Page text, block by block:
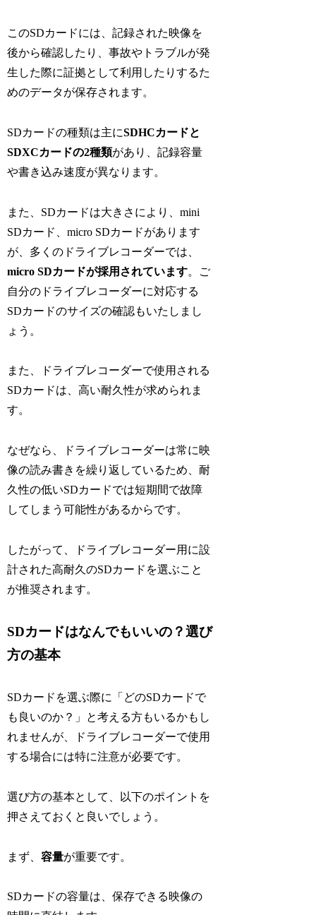
このSDカードには、記録された映像を
後から確認したり、事故やトラブルが発
生した際に証拠として利用したりするた
めのデータが保存されます。
SDカードの種類は主にSDHCカードと
SDXCカードの2種類があり、記録容量
や書き込み速度が異なります。
また、SDカードは大きさにより、mini
SDカード、micro SDカードがあります
が、多くのドライブレコーダーでは、
micro SDカードが採用されています。ご
自分のドライブレコーダーに対応する
SDカードのサイズの確認もいたしまし
ょう。
また、ドライブレコーダーで使用される
SDカードは、高い耐久性が求められま
す。
なぜなら、ドライブレコーダーは常に映
像の読み書きを繰り返しているため、耐
久性の低いSDカードでは短期間で故障
してしまう可能性があるからです。
したがって、ドライブレコーダー用に設
計された高耐久のSDカードを選ぶこと
が推奨されます。
SDカードはなんでもいいの？選び
方の基本
SDカードを選ぶ際に「どのSDカードで
も良いのか？」と考える方もいるかもし
れませんが、ドライブレコーダーで使用
する場合には特に注意が必要です。
選び方の基本として、以下のポイントを
押さえておくと良いでしょう。
まず、容量が重要です。
SDカードの容量は、保存できる映像の